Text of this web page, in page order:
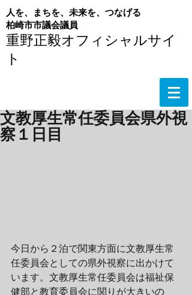
重野正毅オフィシャルサイ
ト
人を、まちを、未来を、つなげる
​柏崎市市議会議員
文教厚生常任委員会県外視
察１日目
今日から２泊で関東方面に文教厚生常
任委員会としての県外視察に出かけて
います。文教厚生常任委員会は福祉保
健部と教育委員会に関りが大きいの